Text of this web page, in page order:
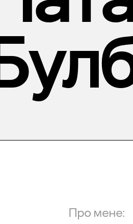
Про мене: